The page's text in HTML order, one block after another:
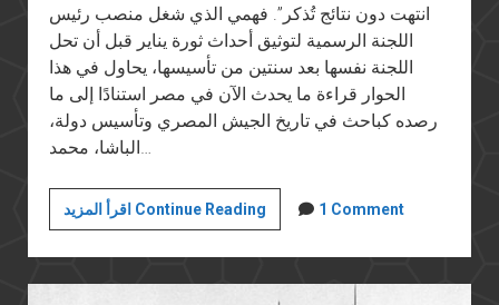
انتهت دون نتائج تُذكر”. فهمي الذي شغل منصب رئيس
اللجنة الرسمية لتوثيق أحداث ثورة يناير قبل أن تحل
اللجنة نفسها بعد سنتين من تأسيسها، يحاول في هذا
الحوار قراءة ما يحدث الآن في مصر استنادًا إلى ما
رصده كباحث في تاريخ الجيش المصري وتأسيس دولة،
الباشا، محمد…
اقرأ المزيد Continue Readingمع
خالد
فهمي:
عن
1 Comment